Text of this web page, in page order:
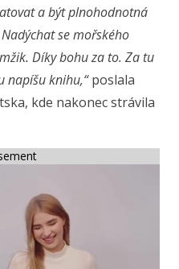
a být plnohodnotná
se mořského
Díky bohu za to. Za tu
napíšu knihu,“poslala
kde nakonec strávila